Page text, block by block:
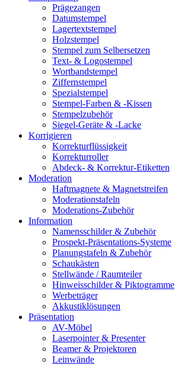
Prägezangen
Datumstempel
Lagertextstempel
Holzstempel
Stempel zum Selbersetzen
Text- & Logostempel
Wortbandstempel
Ziffernstempel
Spezialstempel
Stempel-Farben & -Kissen
Stempelzubehör
Siegel-Geräte & -Lacke
Korrigieren
Korrekturflüssigkeit
Korrekturroller
Abdeck- & Korrektur-Etiketten
Moderation
Haftmagnete & Magnetstreifen
Moderationstafeln
Moderations-Zubehör
Information
Namensschilder & Zubehör
Prospekt-Präsentations-Systeme
Planungstafeln & Zubehör
Schaukästen
Stellwände / Raumteiler
Hinweisschilder & Piktogramme
Werbeträger
Akkustiklösungen
Präsentation
AV-Möbel
Laserpointer & Presenter
Beamer & Projektoren
Leinwände